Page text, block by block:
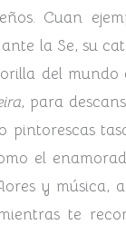
Cuan
la Se, su
del mundo
, para
pintorescas
el
y música,
te